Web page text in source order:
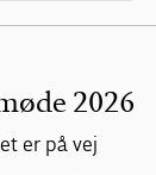
2026
er på vej